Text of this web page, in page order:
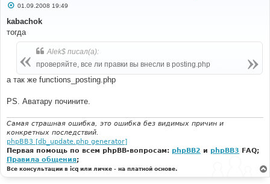
С
о
б
щ
01.09.2008 19:49
kabachok
тогда
Alek$ писал(а):
проверяйте, все ли правки вы внесли в posting.php
а так же functions_posting.php
PS. Аватару почините.
Самая страшная ошибка, это ошибка без видимых причин и
конкретных последствий.
phpBB3 [db_update.php generator]
Первая помощь по всем phpBB-вопросам: phpBB2 и phpBB3 FAQ;
Правила общения;
Все консультации в icq или личке - на платной основе.